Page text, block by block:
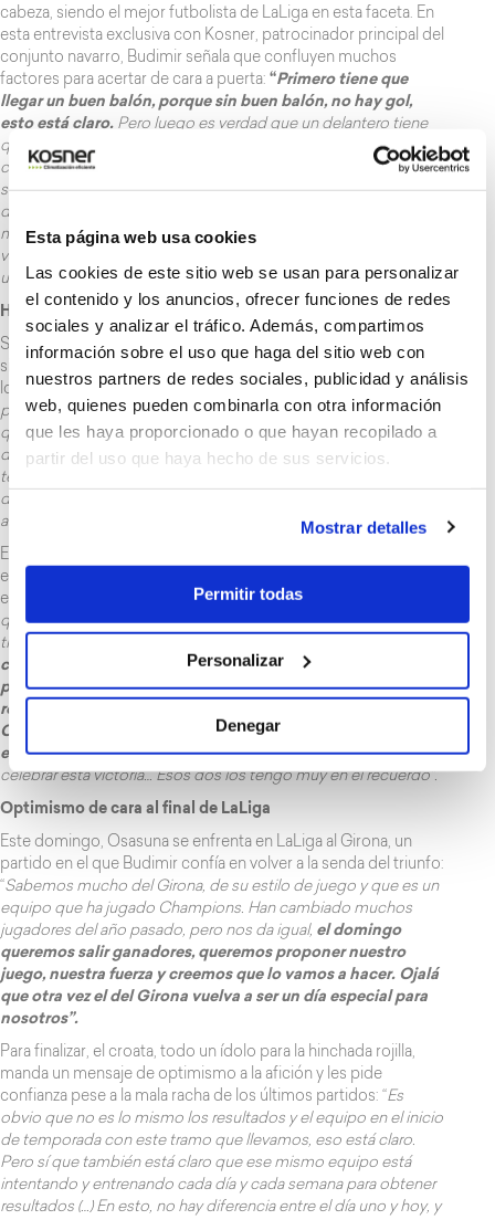
Esta página web usa cookies
Las cookies de este sitio web se usan para personalizar
el contenido y los anuncios, ofrecer funciones de redes
sociales y analizar el tráfico. Además, compartimos
información sobre el uso que haga del sitio web con
nuestros partners de redes sociales, publicidad y análisis
web, quienes pueden combinarla con otra información
que les haya proporcionado o que hayan recopilado a
partir del uso que haya hecho de sus servicios.
Mostrar detalles
Permitir todas
Personalizar
Denegar
cabeza, siendo el mejor futbolista de LaLiga en esta faceta. En
esta entrevista exclusiva con Kosner, patrocinador principal del
conjunto navarro, Budimir señala que confluyen muchos
factores para acertar de cara a puerta: “Primero tiene que
llegar un buen balón, porque sin buen balón, no hay gol,
esto está claro. Pero luego es verdad que un delantero tiene
que moverse bien en el área, sobre todo cuando te fijan,
cuando te marcan, cuando hay poco espacio, y a veces no es
suficiente desmarcarse una vez, y tienes que hacer más
desmarques. Entonces, de tu parte, tienes también que hacer
muchas cosas, y claro, una vez que lo tienes, rematar bien, a
veces ajustar, a veces darle fuerte… Cada uno tiene que poner
un poco de todo”.
Historia viva de Osasuna
Su rendimiento desde que llegó a Osasuna le ha permitido
situarse como máximo goleador histórico del club, un hito
logrado en el duelo frente al Valencia: “Cada uno tiene que
poner lo suyo, y al final, el delantero, lo que se espera de él es
que tiene que acabar más acciones durante la temporada y
durante los partidos, y es lo que me toca a mí en este caso. He
tenido suerte de estar y de convertirme en el máximo goleador
de un club muy grande, muy importante, que tiene más de 100
años y estoy muy orgulloso”.
En ese sentido, y aunque le cuesta quedarse con uno por todo
el trabajo que hay detrás, destaca con cariño dos tantos por
encima de los demás: “
Es muy difícil elegir uno, porque yo diría
que más del 60 o el 70% cada uno tenía algo detrás y por eso
tienen una importancia.
contra el Girona, cuando ganamos en la última jornada,
porque fue un día especial: todo El Sadar con camisetas
rojas, dos goles que valían la victoria y que nos metieron en
Conference después de muchos años que el club no jugaba
en Europa,quedarnos con nuestras familias en el campo a
celebrar esta victoria… Esos dos los tengo muy en el recuerdo”.
Optimismo de cara al final de LaLiga
Este domingo, Osasuna se enfrenta en LaLiga al Girona, un
partido en el que Budimir confía en volver a la senda del triunfo:
“Sabemos mucho del Girona, de su estilo de juego y que es un
equipo que ha jugado Champions. Han cambiado muchos
jugadores del año pasado, pero nos da igual, el domingo
queremos salir ganadores, queremos proponer nuestro
juego, nuestra fuerza y creemos que lo vamos a hacer. Ojalá
que otra vez el del Girona vuelva a ser un día especial para
nosotros”.
Para finalizar, el croata, todo un ídolo para la hinchada rojilla,
manda un mensaje de optimismo a la afición y les pide
confianza pese a la mala racha de los últimos partidos: “Es
obvio que no es lo mismo los resultados y el equipo en el inicio
de temporada con este tramo que llevamos, eso está claro.
Pero sí que también está claro que ese mismo equipo está
intentando y entrenando cada día y cada semana para obtener
resultados (…) En esto, no hay diferencia entre el día uno y hoy, y